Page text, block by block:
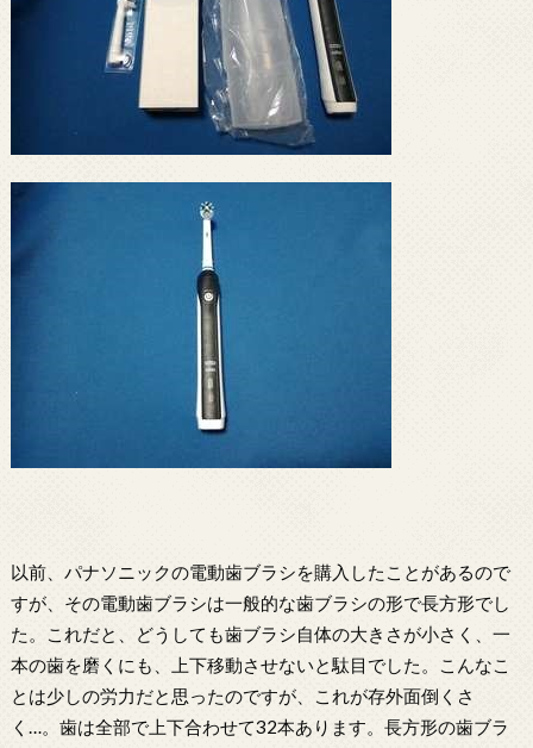
以前、パナソニックの電動歯ブラシを購入したことがあるので
すが、その電動歯ブラシは一般的な歯ブラシの形で長方形でし
た。これだと、どうしても歯ブラシ自体の大きさが小さく、一
本の歯を磨くにも、上下移動させないと駄目でした。こんなこ
とは少しの労力だと思ったのですが、これが存外面倒くさ
く…。歯は全部で上下合わせて32本あります。長方形の歯ブラ